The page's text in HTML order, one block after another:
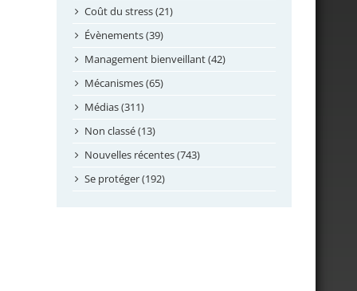
juin 2024
mai 2024
avril 2024
février 2024
janvier 2024
novembre 2023
octobre 2023
septembre 2023
Coût du stress (21)
Évènements (39)
Management bienveillant (42)
Mécanismes (65)
Médias (311)
Non classé (13)
Nouvelles récentes (743)
Se protéger (192)